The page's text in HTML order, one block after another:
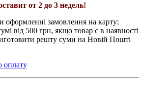
от 2 до 3 недель!
оформленні замовлення на карту;
від 500 грн, якщо товар є в наявності
решту суми на Новій Пошті
оплату